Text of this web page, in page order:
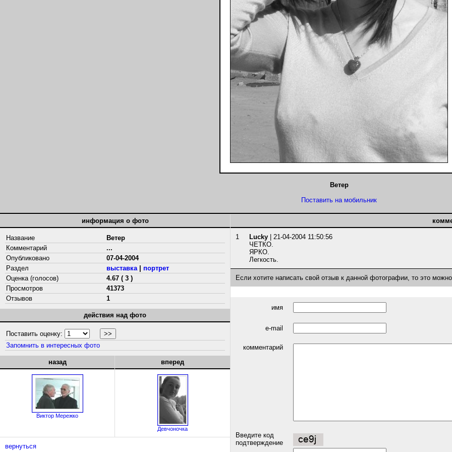
Ветер
Поставить на мобильник
информация о фото
Название
Ветер
Комментарий
...
Опубликовано
07-04-2004
Раздел
выставка| портрет
Оценка (голосов)
4.67 ( 3 )
Просмотров
41373
Отзывов
1
действия над фото
Поставить оценку:
Запомнить в интересных фото
назад
Виктор Мережко
вперед
Девчоночка
вернуться
1 Lucky | 21-04-2004 11:50:56
ЧЕТКО.
ЯРКО.
Легкость.
Если хотите написать свой отзыв к данной фотографии, то это
имя
e-mail
комментарий
Введите код
подтверждение